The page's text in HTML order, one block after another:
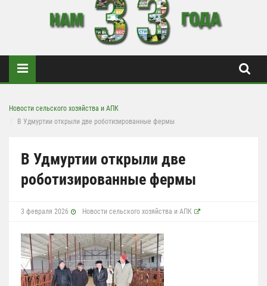
Новости сельского хозяйства и АПК
В Удмуртии открыли две роботизированные фермы
В Удмуртии открыли две
роботизированные фермы
3 февраля 2026 Новости сельского хозяйства и АПК